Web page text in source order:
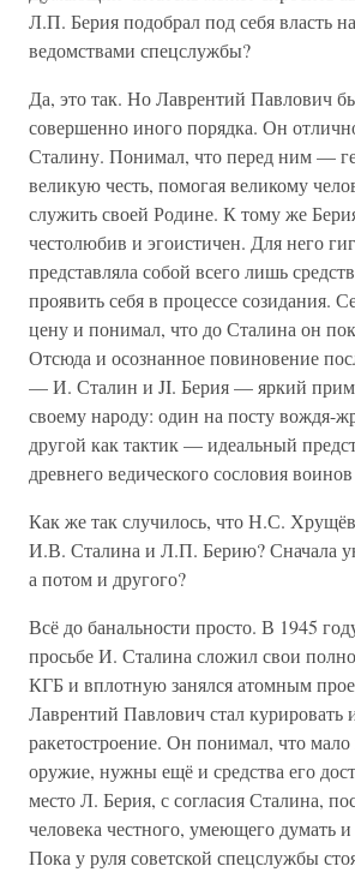
Л.П. Берия подобрал под себя власть
ведомствами спецслужбы?
Да, это так. Но Лаврентий Павлович
совершенно иного порядка. Он
Сталину. Понимал, что перед ним —
великую честь, помогая великому
служить своей Родине. К тому же
честолюбив и эгоистичен. Для него
представляла собой всего лишь
проявить себя в процессе созидания.
цену и понимал, что до Сталина он
Отсюда и осознанное повиновение
— И. Сталин и JI. Берия — яркий
своему народу: один на посту вождя-
другой как тактик — идеальный
древнего ведического сословия
Как же так случилось, что Н.С.
И.В. Сталина и Л.П. Берию? Сначала
а потом и другого?
Всё до банальности просто. В 1945
просьбе И. Сталина сложил свои
КГБ и вплотную занялся атомным
Лаврентий Павлович стал курировать
ракетостроение. Он понимал, что
оружие, нужны ещё и средства его
место Л. Берия, с согласия Сталина,
человека честного, умеющего думать
Пока у руля советской спецслужбы